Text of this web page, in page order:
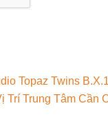
Topaz Twins
Trí Trung Tâm Cần